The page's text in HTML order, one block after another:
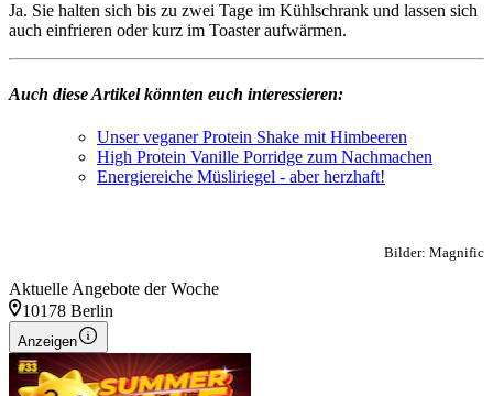
Ja. Sie halten sich bis zu zwei Tage im Kühlschrank und lassen sich
auch einfrieren oder kurz im Toaster aufwärmen.
Auch diese Artikel könnten euch interessieren:
Unser veganer Protein Shake mit Himbeeren
High Protein Vanille Porridge zum Nachmachen
Energiereiche Müsliriegel - aber herzhaft!
Bilder: Magnific
Aktuelle Angebote der Woche
10178 Berlin
Anzeigen